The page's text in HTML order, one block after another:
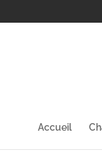
Accueil